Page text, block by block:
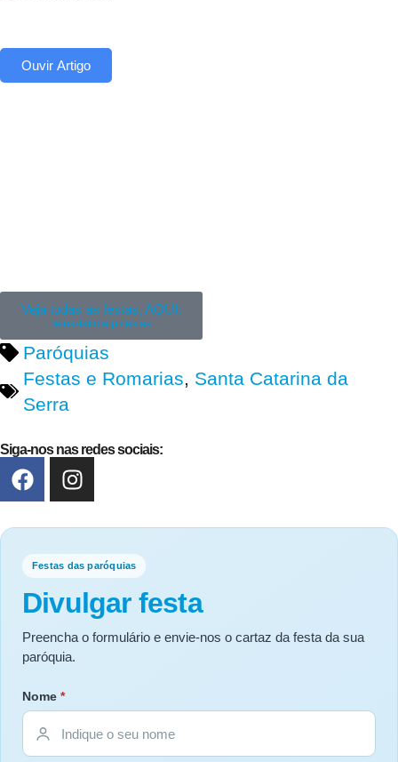
Ouvir Artigo
Veja todas as festas, AQUI:
leiria-fatima.pt/festas
Paróquias
Festas e Romarias, Santa Catarina da
Serra
Siga-nos nas redes sociais:
Festas das paróquias
Divulgar festa
Preencha o formulário e envie-nos o cartaz da festa da sua
paróquia.
Nome *